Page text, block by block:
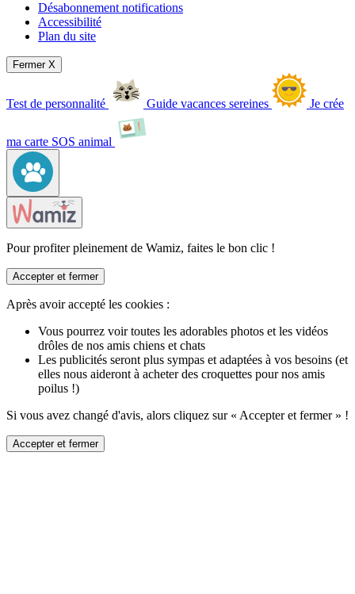
Désabonnement notifications
Accessibilité
Plan du site
Fermer X
Test de personnalité Guide vacances sereines Je crée
ma carte SOS animal
Pour profiter pleinement de Wamiz, faites le bon clic !
Accepter et fermer
Après avoir accepté les cookies :
Vous pourrez voir toutes les adorables photos et les vidéos
drôles de nos amis chiens et chats
Les publicités seront plus sympas et adaptées à vos besoins (et
elles nous aideront à acheter des croquettes pour nos amis
poilus !)
Si vous avez changé d'avis, alors cliquez sur « Accepter et fermer » !
Accepter et fermer